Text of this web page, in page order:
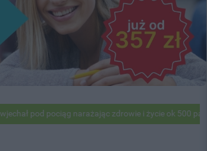
pociąg narażając zdrowie i życie ok 500